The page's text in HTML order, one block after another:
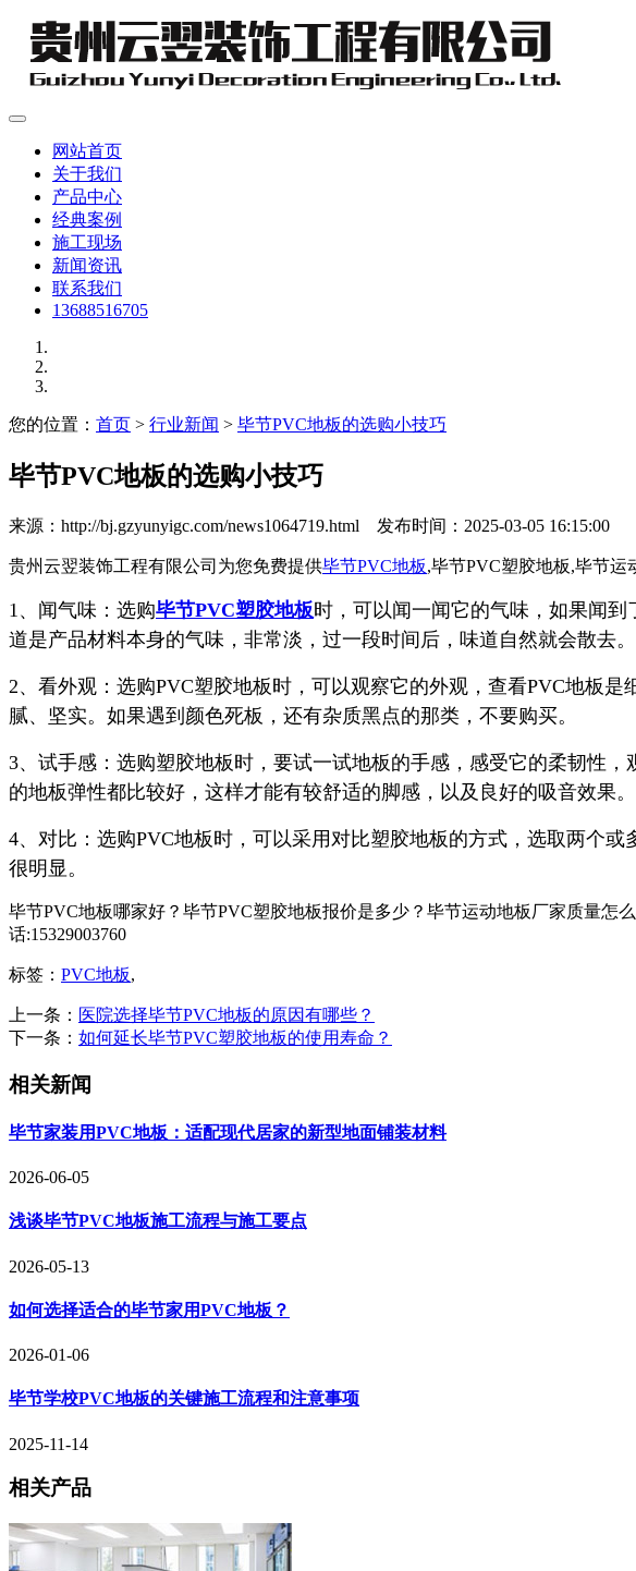
网站首页
关于我们
产品中心
经典案例
施工现场
新闻资讯
联系我们
13688516705
您的位置： 首页 > 行业新闻 > 毕节PVC地板的选购小技巧
毕节PVC地板的选购小技巧
来源：http://bj.gzyunyigc.com/news1064719.html 发布时间：2025-03-05 16:15:00
贵州云翌装饰工程有限公司为您免费提供毕节PVC地板,毕节PVC塑胶地板,毕节运
1、闻气味：选购毕节PVC塑胶地板时，可以闻一闻它的气味，如果闻
道是产品材料本身的气味，非常淡，过一段时间后，味道自然就会散去。
2、看外观：选购PVC塑胶地板时，可以观察它的外观，查看PVC地板
腻、坚实。如果遇到颜色死板，还有杂质黑点的那类，不要购买。
3、试手感：选购塑胶地板时，要试一试地板的手感，感受它的柔韧性
的地板弹性都比较好，这样才能有较舒适的脚感，以及良好的吸音效果。
4、对比：选购PVC地板时，可以采用对比塑胶地板的方式，选取两个
很明显。
毕节PVC地板哪家好？毕节PVC塑胶地板报价是多少？毕节运动地板厂家质量怎
话:15329003760
标签： PVC地板,
上一条： 医院选择毕节PVC地板的原因有哪些？
下一条： 如何延长毕节PVC塑胶地板的使用寿命？
相关新闻
毕节家装用PVC地板：适配现代居家的新型地面铺装材料
2026-06-05
浅谈毕节PVC地板施工流程与施工要点
2026-05-13
如何选择适合的毕节家用PVC地板？
2026-01-06
毕节学校PVC地板的关键施工流程和注意事项
2025-11-14
相关产品